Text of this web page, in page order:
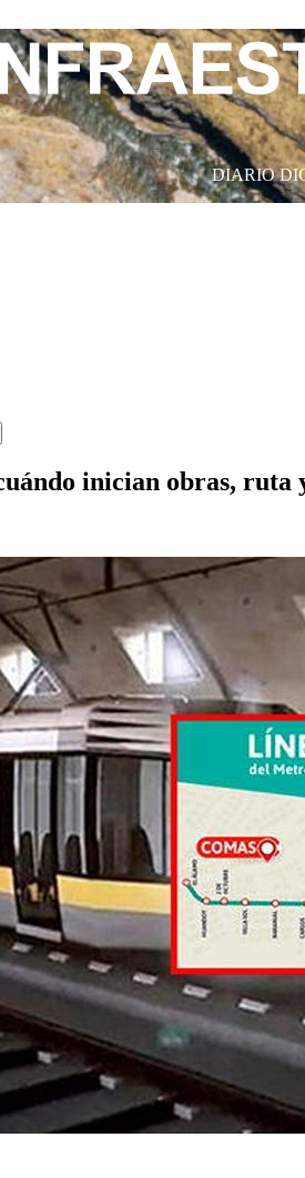
DIARIO
inician obras, ruta